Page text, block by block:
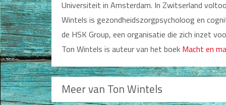
Gideonietjes
Dagboeken
Gebed
Bijbel en Wetenschap
Alphacursus
Universiteit in Amsterdam. In Zwitserland
Wintels is gezondheidszorgpsycholoog en
de HSK Group, een organisatie die zich inzet
Ton Wintels is auteur van het boek Macht en
Meer van Ton Wintels